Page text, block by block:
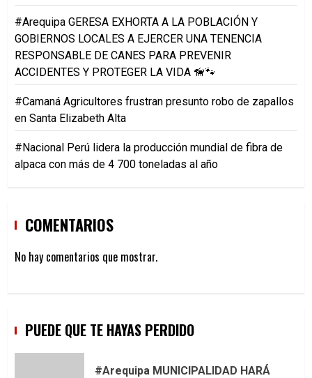
#Arequipa GERESA EXHORTA A LA POBLACIÓN Y
GOBIERNOS LOCALES A EJERCER UNA TENENCIA
RESPONSABLE DE CANES PARA PREVENIR
ACCIDENTES Y PROTEGER LA VIDA 🦮🐾
#Camaná Agricultores frustran presunto robo de zapallos
en Santa Elizabeth Alta
#Nacional Perú lidera la producción mundial de fibra de
alpaca con más de 4 700 toneladas al año
COMENTARIOS
No hay comentarios que mostrar.
PUEDE QUE TE HAYAS PERDIDO
#Arequipa MUNICIPALIDAD HARÁ